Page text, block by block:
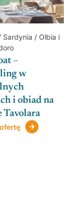
Sardynia / Olbia i
–
w
i obiad na
Tavolara